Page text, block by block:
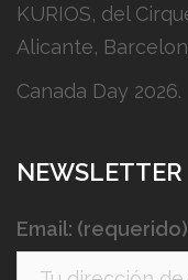
KURIOS, del
Alicante,
Canada Day 2026.
NEWSLETTER
Email: (requerido)